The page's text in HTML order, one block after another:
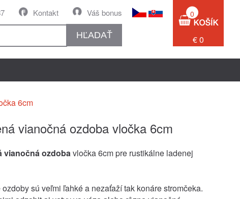
Váš bonus
Kontakt
HĽADAŤ
0
€ 0
6cm
vianočná ozdoba vločka 6cm
vianočná ozdobavločka 6cm pre rustikálne ladenej
ozdoby sú veľmi ľahké a nezaťaží tak konáre stromčeka.